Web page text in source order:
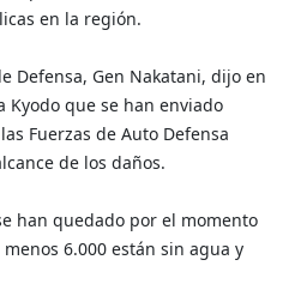
en la región.
Defensa, Gen Nakatani, dijo en
Kyodo que se han enviado
Fuerzas de Auto Defensa
de los daños.
han quedado por el momento
6.000 están sin agua y